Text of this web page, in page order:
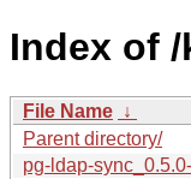
Index of
File Name ↓
Parent directory/
pg-ldap-